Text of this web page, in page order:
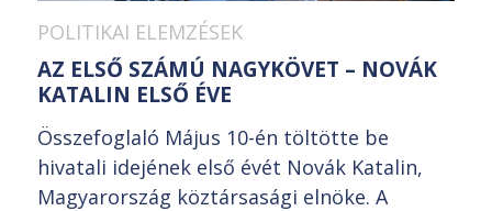
POLITIKAI ELEMZÉSEK
AZ ELSŐ SZÁMÚ NAGYKÖVET – NOVÁK
KATALIN ELSŐ ÉVE
Összefoglaló Május 10-én töltötte be
hivatali idejének első évét Novák Katalin,
Magyarország köztársasági elnöke. A